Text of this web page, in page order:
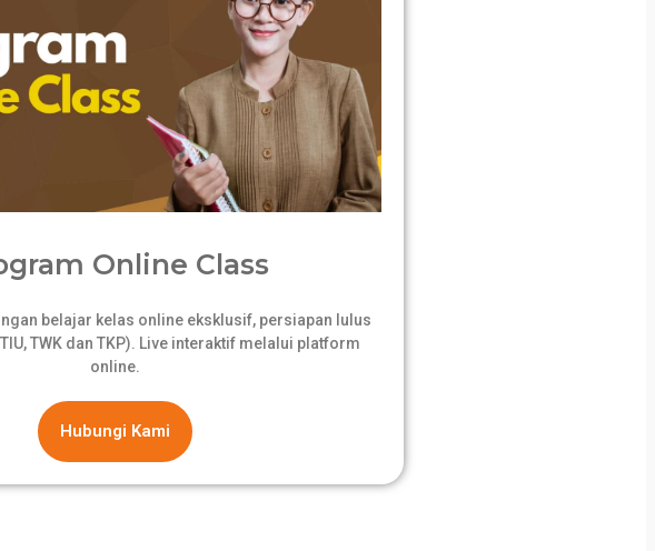
Online Class
belajar kelas online eksklusif, persiapan lulus
TWK dan TKP). Live interaktif melalui platform
online.
Hubungi Kami